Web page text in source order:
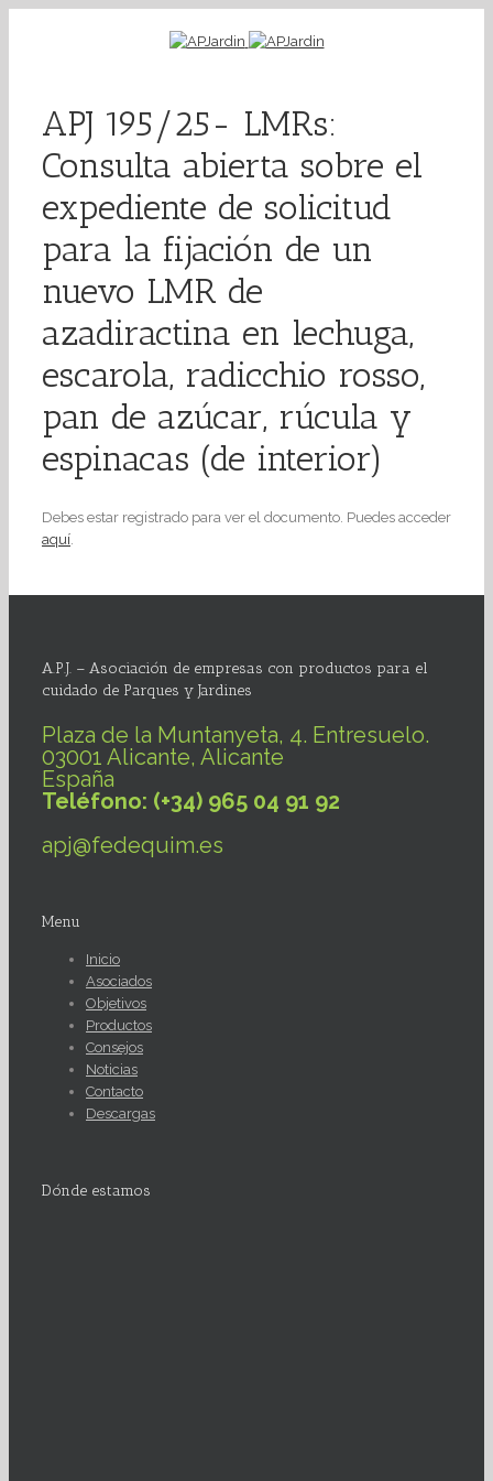
APJ 195/25- LMRs:
Consulta abierta sobre el
expediente de solicitud
para la fijación de un
nuevo LMR de
azadiractina en lechuga,
escarola, radicchio rosso,
pan de azúcar, rúcula y
espinacas (de interior)
Debes estar registrado para ver el documento. Puedes acceder
aquí.
A.P.J. – Asociación de empresas con productos para el
cuidado de Parques y Jardines
Plaza de la Muntanyeta, 4. Entresuelo.
03001 Alicante, Alicante
España
Teléfono: (+34) 965 04 91 92
apj@fedequim.es
Menu
Inicio
Asociados
Objetivos
Productos
Consejos
Noticias
Contacto
Descargas
Dónde estamos